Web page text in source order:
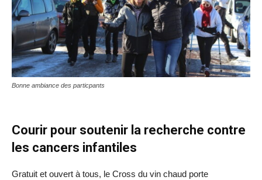
Bonne ambiance des particpants
Courir pour soutenir la recherche contre
les cancers infantiles
Gratuit et ouvert à tous, le Cross du vin chaud porte